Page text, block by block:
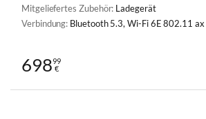
Mitgeliefertes Zubehör: Ladegerät
Verbindung: Bluetooth 5.3, Wi-Fi 6E 802.11 ax
69899
€